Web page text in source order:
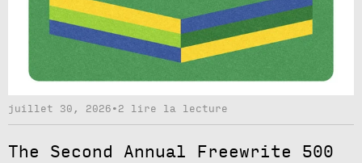
juillet 30, 2026 • 2 lire la lecture
The Second Annual Freewrite 500